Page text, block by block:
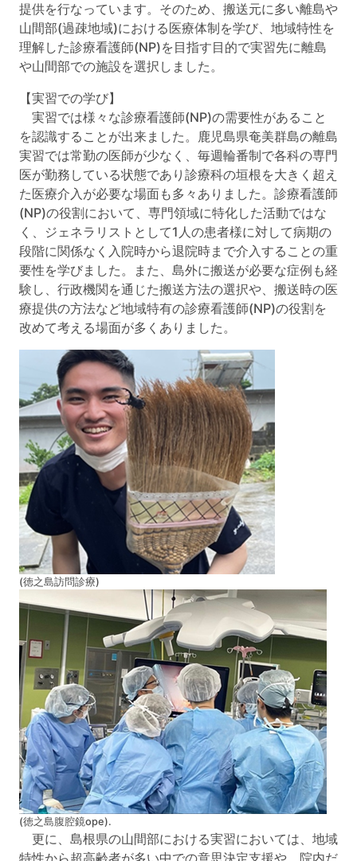
提供を行なっています。そのため、搬送元に多い離島や
山間部(過疎地域)における医療体制を学び、地域特性を
理解した診療看護師(NP)を目指す目的で実習先に離島
や山間部での施設を選択しました。
【実習での学び】
実習では様々な診療看護師(NP)の需要性があること
を認識することが出来ました。鹿児島県奄美群島の離島
実習では常勤の医師が少なく、毎週輪番制で各科の専門
医が勤務している状態であり診療科の垣根を大きく超え
た医療介入が必要な場面も多々ありました。診療看護師
(NP)の役割において、専門領域に特化した活動ではな
く、ジェネラリストとして1人の患者様に対して病期の
段階に関係なく入院時から退院時まで介入することの重
要性を学びました。また、島外に搬送が必要な症例も経
験し、行政機関を通じた搬送方法の選択や、搬送時の医
療提供の方法など地域特有の診療看護師(NP)の役割を
改めて考える場面が多くありました。
(徳之島訪問診療)
(徳之島腹腔鏡ope).
更に、島根県の山間部における実習においては、地域